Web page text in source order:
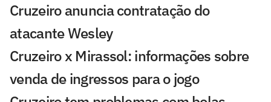
Cruzeiro anuncia contratação do
atacante Wesley
Cruzeiro x Mirassol: informações sobre
venda de ingressos para o jogo